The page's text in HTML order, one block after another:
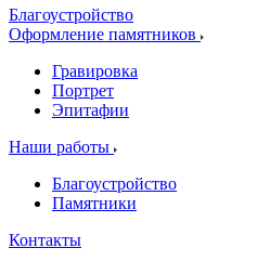
Благоустройство
Оформление памятников
Гравировка
Портрет
Эпитафии
Наши работы
Благоустройство
Памятники
Контакты